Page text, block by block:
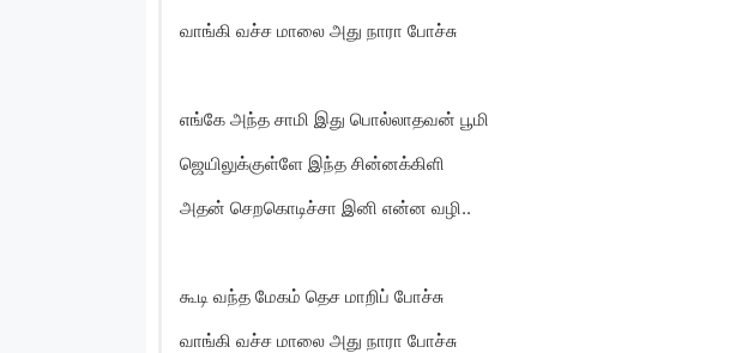
வாங்கி வச்ச மாலை அது நாரா போச்சு
எங்கே அந்த சாமி இது பொல்லாதவன் பூமி
ஜெயிலுக்குள்ளே இந்த சின்னக்கிளி
அதன் செறகொடிச்சா இனி என்ன வழி..
கூடி வந்த மேகம் தெச மாறிப் போச்சு
வாங்கி வச்ச மாலை அது நாரா போச்சு